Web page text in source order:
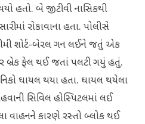
હતો. બે જીટીવી નાસિકથી
રોકાવાના હતા. પોલીસે
શોર્ટ-બેરલ ગન લઈને જતું એક
બ્રેક ફેલ થઈ જતાં પલટી ગયું હતું.
ઘાયલ થયા હતા. ઘાયલ થયેલા
સિવિલ હોસ્પિટલમાં લઈ
વાહનને કારણે રસ્તો બ્લોક થઈ